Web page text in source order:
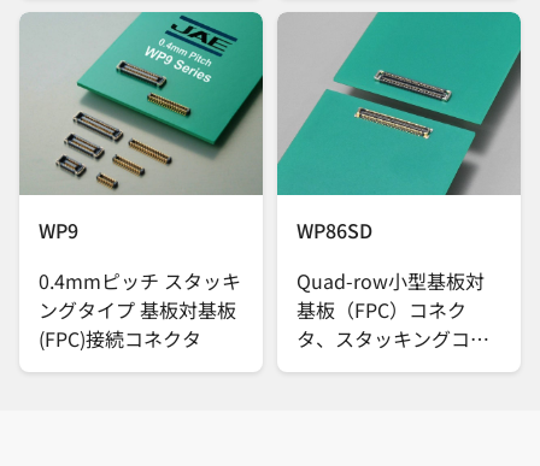
WP9
0.4mmピッチ スタッキ
ングタイプ 基板対基板
(FPC)接続コネクタ
WP86SD
Quad-row小型基板対
基板（FPC）コネク
タ、スタッキングコネ
クタ、嵌合高さ